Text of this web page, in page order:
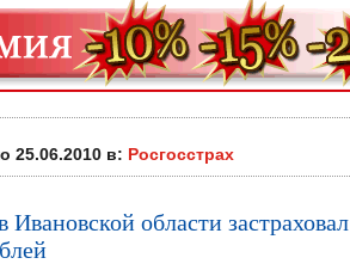
25.06.2010 в: Росгосстрах
области